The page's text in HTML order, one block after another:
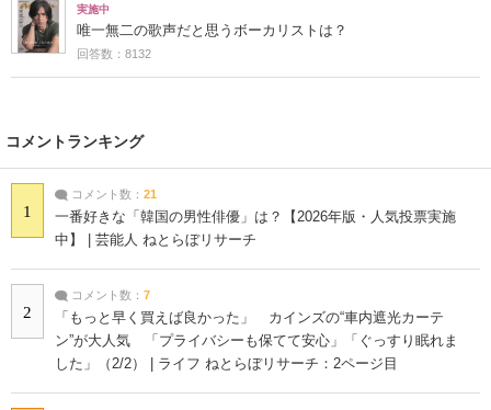
実施中
唯一無二の歌声だと思うボーカリストは？
回答数：8132
コメントランキング
1
コメント数： 21
一番好きな「韓国の男性俳優」は？【2026年版・人気投票実施
中】 | 芸能人 ねとらぼリサーチ
2
コメント数： 7
「もっと早く買えば良かった」 カインズの“車内遮光カーテ
ン”が大人気 「プライバシーも保てて安心」「ぐっすり眠れま
した」（2/2） | ライフ ねとらぼリサーチ：2ページ目